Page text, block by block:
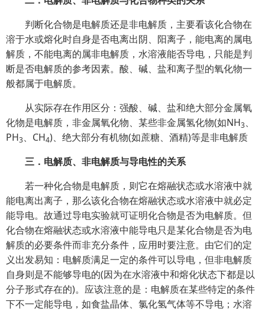
判断化合物是电解质还是非电解质，主要看该化合物在
溶于水或熔化时自身是否电离出阴、阳离子，能电离的属电
解质，不能电离的属非电解质，水溶液能否导电，只能是判
断是否电解质的参考因素。酸、碱、盐和离子型的氧化物一
般都属于电解质。
从实际存在作用区分：强酸、碱、盐和绝大部分金属氧
化物是电解质，非金属氧化物、某些非金属氢化物(如NH3、
PH3、CH4)、绝大部分有机物(如蔗糖、酒精)等是非电解质
三．电解质、非电解质与导电性的关系
若一种化合物是电解质，则它在熔融状态或水溶液中就
能电离出离子，那么该化合物在熔融状态或水溶液中就必定
能导电。故通过导电实验就可证明化合物是否为电解质。但
化合物在熔融状态或水溶液中能导电只是某化合物是否为电
解质的必要条件而非充分条件，应用时要注意。由它们的定
义出发易知：电解质满足一定的条件可以导电，但非电解质
自身则是不能够导电的(因为在水溶液中和熔化状态下都是以
分子形式存在的)。应该注意的是：电解质在某些特定的条件
下不一定能导电，如食盐晶体、氯化氢气体等不导电；水溶